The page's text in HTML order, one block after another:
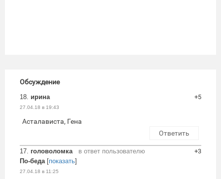
Обсуждение
18. ирина
27.04.18 в 19:43
+5
Асталависта, Гена
Ответить
17. головоломка
в ответ пользователю
По-беда[показать]
27.04.18 в 11:25
+3